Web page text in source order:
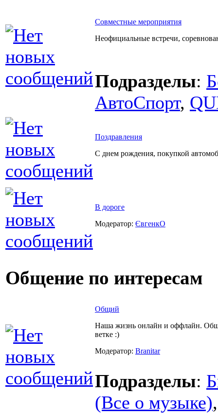
Совместные мероприятия
Неофициальные встречи,
Подразделы:
АвтоСпорт,
Поздравления
С днем рождения, покупкой
В дороге
Модератор: ЄвгенкО
Общение по интересам
Общий
Наша жизнь онлайн и оффлайн.
ветке :)
Модератор: Branitar
Подразделы:
(Все о музыке)